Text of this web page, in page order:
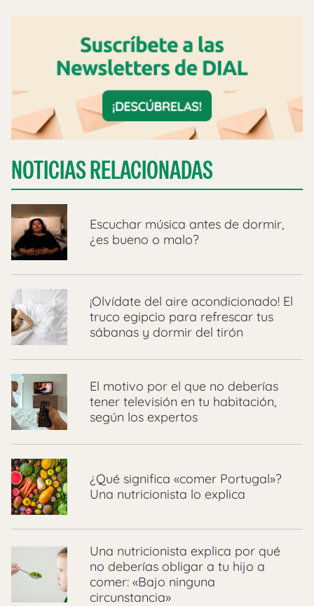
NOTICIAS RELACIONADAS
Escuchar música antes de dormir,
¿es bueno o malo?
¡Olvídate del aire acondicionado! El
truco egipcio para refrescar tus
sábanas y dormir del tirón
El motivo por el que no deberías
tener televisión en tu habitación,
según los expertos
¿Qué significa «comer Portugal»?
Una nutricionista lo explica
Una nutricionista explica por qué
no deberías obligar a tu hijo a
comer: «Bajo ninguna
circunstancia»